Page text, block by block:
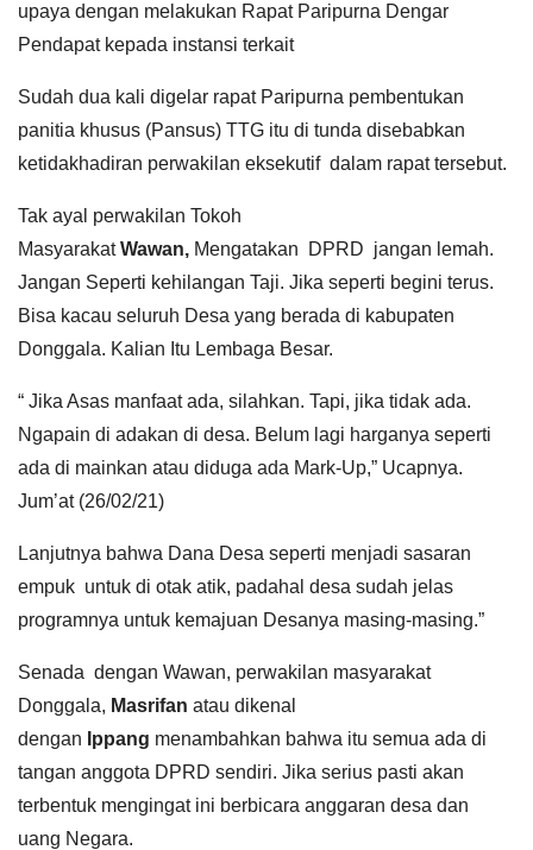
upaya dengan melakukan Rapat Paripurna Dengar
Pendapat kepada instansi terkait
Sudah dua kali digelar rapat Paripurna pembentukan
panitia khusus (Pansus) TTG itu di tunda disebabkan
ketidakhadiran perwakilan eksekutif dalam rapat tersebut.
Tak ayal perwakilan Tokoh
MasyarakatWawan, Mengatakan DPRD jangan lemah.
Jangan Seperti kehilangan Taji. Jika seperti begini terus.
Bisa kacau seluruh Desa yang berada di kabupaten
Donggala. Kalian Itu Lembaga Besar.
“ Jika Asas manfaat ada, silahkan. Tapi, jika tidak ada.
Ngapain di adakan di desa. Belum lagi harganya seperti
ada di mainkan atau diduga ada Mark-Up,” Ucapnya.
Jum’at (26/02/21)
Lanjutnya bahwa Dana Desa seperti menjadi sasaran
empuk untuk di otak atik, padahal desa sudah jelas
programnya untuk kemajuan Desanya masing-masing.”
Senada dengan Wawan, perwakilan masyarakat
Donggala, Masrifan atau dikenal
dengan Ippang menambahkan bahwa itu semua ada di
tangan anggota DPRD sendiri. Jika serius pasti akan
terbentuk mengingat ini berbicara anggaran desa dan
uang Negara.